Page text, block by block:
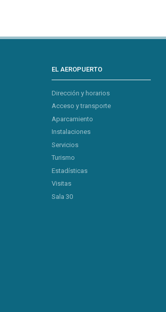
EL AEROPUERTO
Dirección y horarios
Acceso y transporte
Aparcamiento
Instalaciones
Servicios
Turismo
Estadísticas
Visitas
Sala 30